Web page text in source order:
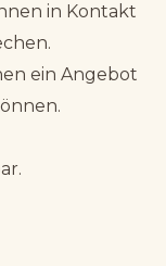
in Kontakt
ein Angebot